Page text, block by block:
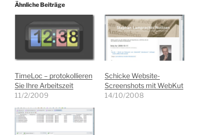
Ähnliche Beiträge
TimeLoc – protokollieren
Sie Ihre Arbeitszeit
11/2/2009
Schicke Website-
Screenshots mit WebKut
14/10/2008